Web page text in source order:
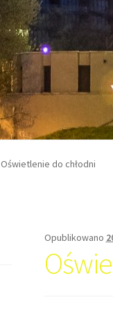
Oświetlenie do chłodni
Opublikowano